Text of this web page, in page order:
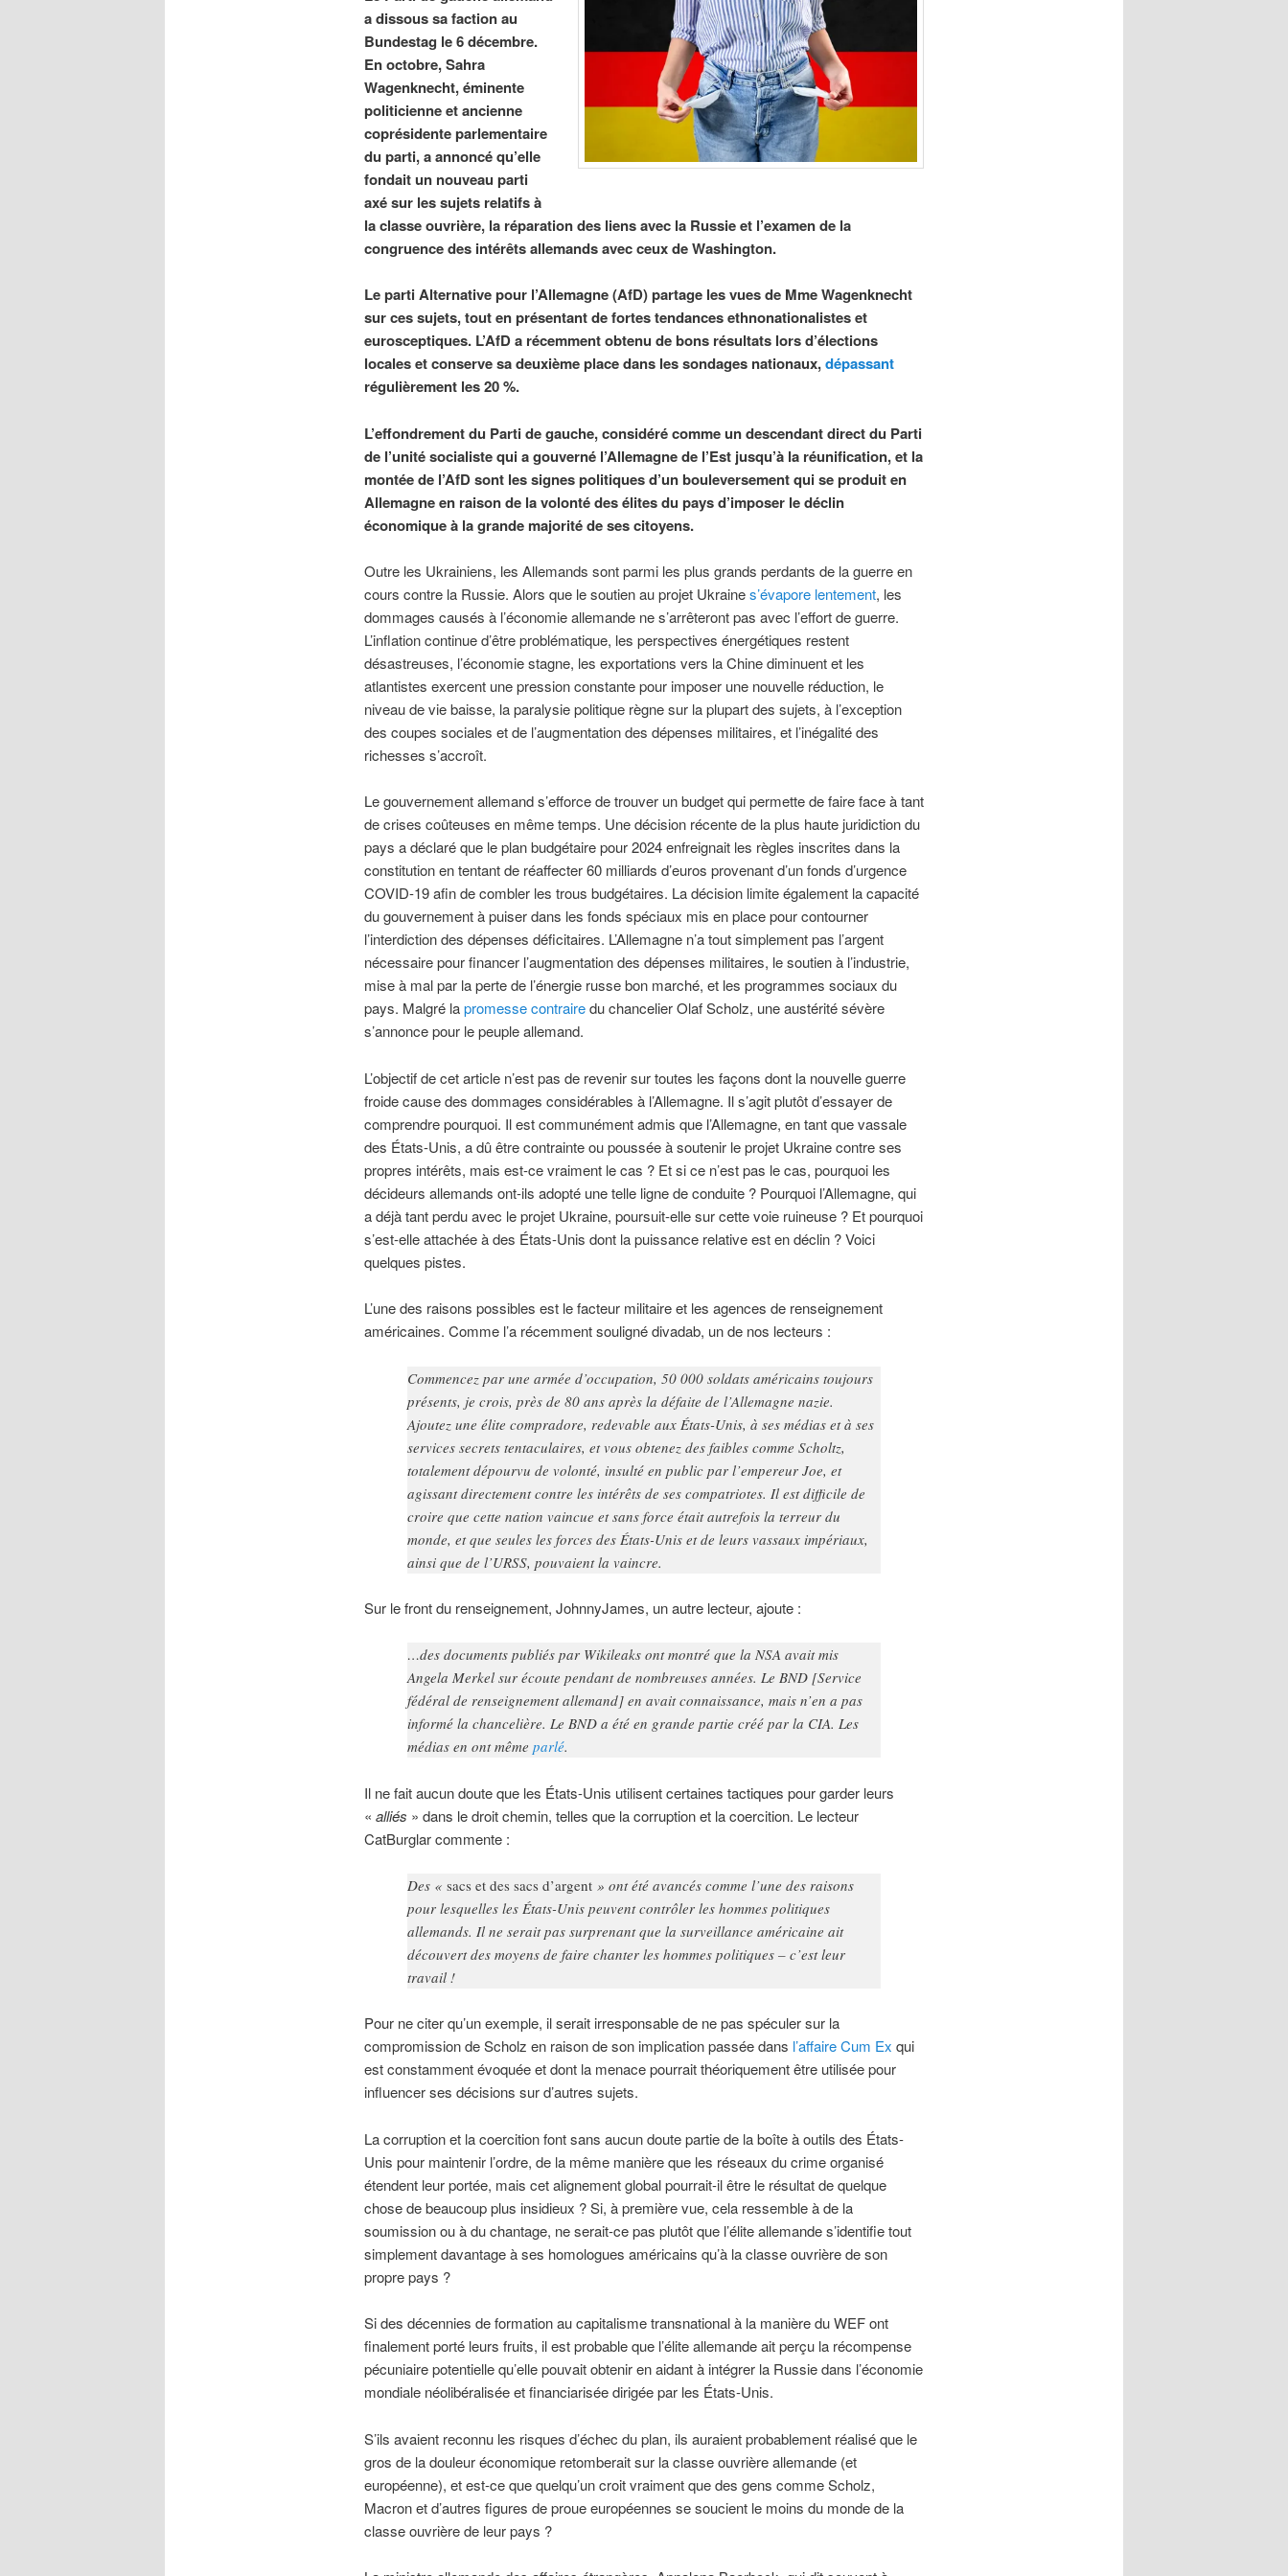
a dissous sa faction au
Bundestag le 6 décembre.
En octobre, Sahra
Wagenknecht, éminente
politicienne et ancienne
coprésidente parlementaire
du parti, a annoncé qu’elle
fondait un nouveau parti
axé sur les sujets relatifs à
la classe ouvrière, la réparation des liens avec la Russie et l’examen de la
congruence des intérêts allemands avec ceux de Washington.
Le parti Alternative pour l’Allemagne (AfD) partage les vues de Mme Wagenknecht
sur ces sujets, tout en présentant de fortes tendances ethnonationalistes et
eurosceptiques. L’AfD a récemment obtenu de bons résultats lors d’élections
locales et conserve sa deuxième place dans les sondages nationaux,dépassant
régulièrement les 20 %.
L’effondrement du Parti de gauche, considéré comme un descendant direct du Parti
de l’unité socialiste qui a gouverné l’Allemagne de l’Est jusqu’à la réunification, et la
montée de l’AfD sont les signes politiques d’un bouleversement qui se produit en
Allemagne en raison de la volonté des élites du pays d’imposer le déclin
économique à la grande majorité de ses citoyens.
Outre les Ukrainiens, les Allemands sont parmi les plus grands perdants de la guerre en
cours contre la Russie. Alors que le soutien au projet Ukraines’évapore lentement, les
dommages causés à l’économie allemande ne s’arrêteront pas avec l’effort de guerre.
L’inflation continue d’être problématique, les perspectives énergétiques restent
désastreuses, l’économie stagne, les exportations vers la Chine diminuent et les
atlantistes exercent une pression constante pour imposer une nouvelle réduction, le
niveau de vie baisse, la paralysie politique règne sur la plupart des sujets, à l’exception
des coupes sociales et de l’augmentation des dépenses militaires, et l’inégalité des
richesses s’accroît.
Le gouvernement allemand s’efforce de trouver un budget qui permette de faire face à tant
de crises coûteuses en même temps. Une décision récente de la plus haute juridiction du
pays a déclaré que le plan budgétaire pour 2024 enfreignait les règles inscrites dans la
constitution en tentant de réaffecter 60 milliards d’euros provenant d’un fonds d’urgence
COVID-19 afin de combler les trous budgétaires. La décision limite également la capacité
du gouvernement à puiser dans les fonds spéciaux mis en place pour contourner
l’interdiction des dépenses déficitaires. L’Allemagne n’a tout simplement pas l’argent
nécessaire pour financer l’augmentation des dépenses militaires, le soutien à l’industrie,
mise à mal par la perte de l’énergie russe bon marché, et les programmes sociaux du
pays. Malgré lapromesse contrairedu chancelier Olaf Scholz, une austérité sévère
s’annonce pour le peuple allemand.
L’objectif de cet article n’est pas de revenir sur toutes les façons dont la nouvelle guerre
froide cause des dommages considérables à l’Allemagne. Il s’agit plutôt d’essayer de
comprendre pourquoi. Il est communément admis que l’Allemagne, en tant que vassale
des États-Unis, a dû être contrainte ou poussée à soutenir le projet Ukraine contre ses
propres intérêts, mais est-ce vraiment le cas ? Et si ce n’est pas le cas, pourquoi les
décideurs allemands ont-ils adopté une telle ligne de conduite ? Pourquoi l’Allemagne, qui
a déjà tant perdu avec le projet Ukraine, poursuit-elle sur cette voie ruineuse ? Et pourquoi
s’est-elle attachée à des États-Unis dont la puissance relative est en déclin ? Voici
quelques pistes.
L’une des raisons possibles est le facteur militaire et les agences de renseignement
américaines. Comme l’a récemment souligné divadab, un de nos lecteurs :
Commencez par une armée d’occupation, 50 000 soldats américains toujours
présents, je crois, près de 80 ans après la défaite de l’Allemagne nazie.
Ajoutez une élite compradore, redevable aux États-Unis, à ses médias et à ses
services secrets tentaculaires, et vous obtenez des faibles comme Scholtz,
totalement dépourvu de volonté, insulté en public par l’empereur Joe, et
agissant directement contre les intérêts de ses compatriotes. Il est difficile de
croire que cette nation vaincue et sans force était autrefois la terreur du
monde, et que seules les forces des États-Unis et de leurs vassaux impériaux,
ainsi que de l’URSS, pouvaient la vaincre.
Sur le front du renseignement, JohnnyJames, un autre lecteur, ajoute :
…des documents publiés par Wikileaks ont montré que la NSA avait mis
Angela Merkel sur écoute pendant de nombreuses années. Le BND [Service
fédéral de renseignement allemand] en avait connaissance, mais n’en a pas
informé la chancelière. Le BND a été en grande partie créé par la CIA. Les
médias en ont même parlé.
Il ne fait aucun doute que les États-Unis utilisent certaines tactiques pour garder leurs
« alliés » dans le droit chemin, telles que la corruption et la coercition. Le lecteur
CatBurglar commente :
Des « sacs et des sacs d’argent» ont été avancés comme l’une des raisons
pour lesquelles les États-Unis peuvent contrôler les hommes politiques
allemands. Il ne serait pas surprenant que la surveillance américaine ait
découvert des moyens de faire chanter les hommes politiques – c’est leur
travail !
Pour ne citer qu’un exemple, il serait irresponsable de ne pas spéculer sur la
compromission de Scholz en raison de son implication passée dans l’affaire Cum Ex qui
est constamment évoquée et dont la menace pourrait théoriquement être utilisée pour
influencer ses décisions sur d’autres sujets.
La corruption et la coercition font sans aucun doute partie de la boîte à outils des États-
Unis pour maintenir l’ordre, de la même manière que les réseaux du crime organisé
étendent leur portée, mais cet alignement global pourrait-il être le résultat de quelque
chose de beaucoup plus insidieux ? Si, à première vue, cela ressemble à de la
soumission ou à du chantage, ne serait-ce pas plutôt que l’élite allemande s’identifie tout
simplement davantage à ses homologues américains qu’à la classe ouvrière de son
propre pays ?
Si des décennies de formation au capitalisme transnational à la manière du WEF ont
finalement porté leurs fruits, il est probable que l’élite allemande ait perçu la récompense
pécuniaire potentielle qu’elle pouvait obtenir en aidant à intégrer la Russie dans l’économie
mondiale néolibéralisée et financiarisée dirigée par les États-Unis.
S’ils avaient reconnu les risques d’échec du plan, ils auraient probablement réalisé que le
gros de la douleur économique retomberait sur la classe ouvrière allemande (et
européenne), et est-ce que quelqu’un croit vraiment que des gens comme Scholz,
Macron et d’autres figures de proue européennes se soucient le moins du monde de la
classe ouvrière de leur pays ?